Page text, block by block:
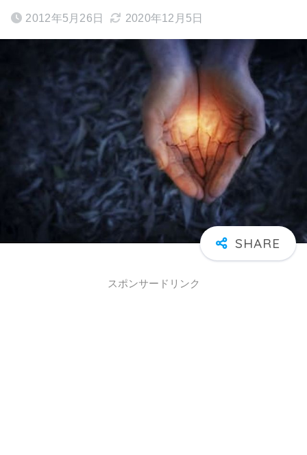
2012年5月26日 2020年12月5日
スポンサードリンク